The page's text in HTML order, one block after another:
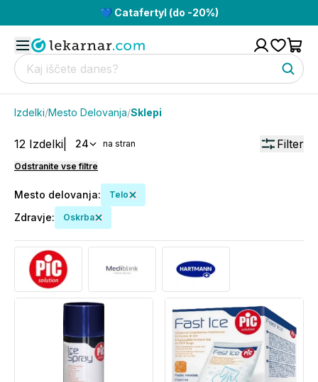
💙 Catafertyl (do -20%)
Izdelki/Mesto Delovanja/Sklepi
12 Izdelki 24 na stran Filter
Odstranite vse filtre
Mesto delovanja: Telo
Zdravje: Oskrba